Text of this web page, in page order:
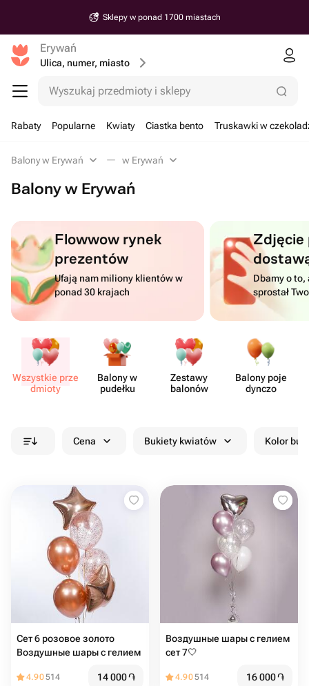
Dostawa od 30 minut
Erywań
Ulica, numer, miasto
Wyszukaj przedmioty i sklepy
Rabaty Popularne Kwiaty Ciastka bento Truskawki w
Balony w Erywań w Erywań
Balony w Erywań
Flowwow rynek
prezentów
Ufają nam miliony klientów w
ponad 30 krajach
Dbamy o to,
sprostał
Wszystkie prze​
dmioty
Balony w
pudełku
Zestawy
balonów
Balony poje​
dynczo
Cena Bukiety kwiatów Kolor
Сет 6 розовое золото
Воздушные шары с гелием
4.90514 14 000֏
Воздушные шары с гелием
сет 7🤍
4.90514 16 000֏